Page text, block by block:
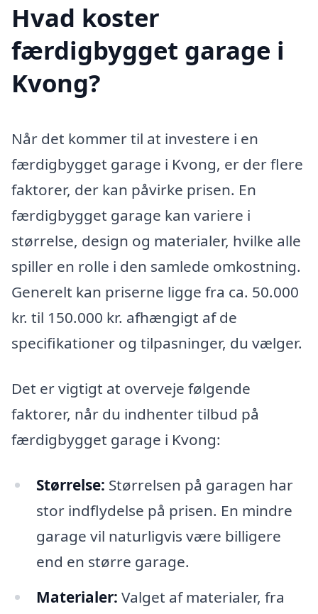
Hvad koster
færdigbygget garage i
Kvong?
Når det kommer til at investere i en
færdigbygget garage i Kvong, er der flere
faktorer, der kan påvirke prisen. En
færdigbygget garage kan variere i
størrelse, design og materialer, hvilke alle
spiller en rolle i den samlede omkostning.
Generelt kan priserne ligge fra ca. 50.000
kr. til 150.000 kr. afhængigt af de
specifikationer og tilpasninger, du vælger.
Det er vigtigt at overveje følgende
faktorer, når du indhenter tilbud på
færdigbygget garage i Kvong:
Størrelse: Størrelsen på garagen har
stor indflydelse på prisen. En mindre
garage vil naturligvis være billigere
end en større garage.
Materialer: Valget af materialer, fra